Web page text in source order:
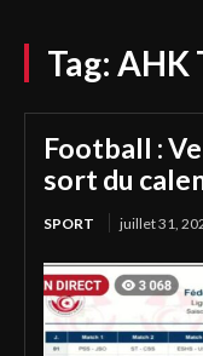
Tag: AHK
Football :
sort du
SPORT juillet 31,